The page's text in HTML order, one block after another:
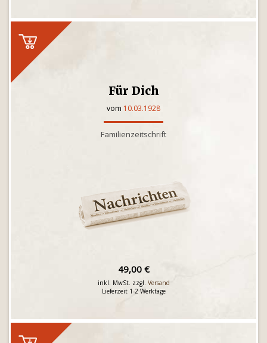
Für Dich
vom 10.03.1928
Familienzeitschrift
49,00 €
inkl. MwSt. zzgl. Versand
Lieferzeit 1-2 Werktage